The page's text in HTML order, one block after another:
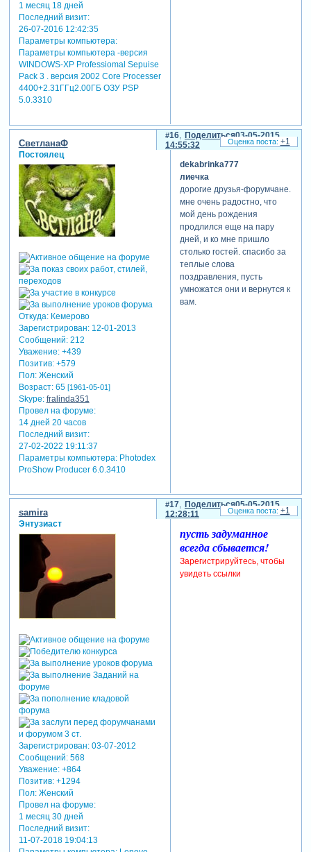
1 месяц 18 дней
Последний визит:
26-07-2016 12:42:35
Параметры компьютера:
Параметры компьютера -версия
WINDOWS-XP Professiomal Sepuise
Pack 3 . версия 2002 Core Processer
4400+2.31ГГц2.00ГБ ОЗУ PSP
5.0.3310
Поделиться
16
03-05-2015
14:55:32
СветланаФ
Постоялец
Откуда:Кемерово
Зарегистрирован: 12-01-2013
Сообщений:212
Уважение: +439
Позитив: +579
Пол:Женский
Возраст:65 [1961-05-01]
Skype: fralinda351
Провел на форуме:
14 дней 20 часов
Последний визит:
27-02-2022 19:11:37
Параметры компьютера:Photodex
ProShow Producer 6.0.3410
dekabrinka777
лиечка
дорогие друзья-форумчане.
мне очень радостно, что
мой день рождения
продлился еще на пару
дней, и ко мне пришло
столько гостей. спасибо за
теплые слова
поздравления, пусть
умножатся они и вернутся к
вам.
+1
Поделиться
17
05-05-2015
12:28:11
samira
Энтузиаст
Зарегистрирован: 03-07-2012
Сообщений:568
Уважение: +864
Позитив: +1294
Пол:Женский
Провел на форуме:
1 месяц 30 дней
Последний визит:
11-07-2018 19:04:13
пусть задуманное
всегда сбывается!
Зарегистрируйтесь, чтобы
увидеть ссылки
+1